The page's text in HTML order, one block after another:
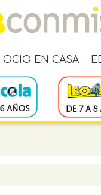
OCIO EN CASA